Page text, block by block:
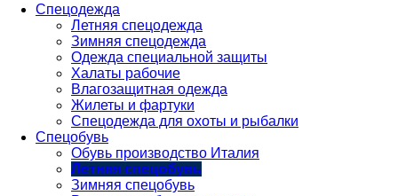
Спецодежда
Летняя спецодежда
Зимняя спецодежда
Одежда специальной защиты
Халаты рабочие
Влагозащитная одежда
Жилеты и фартуки
Спецодежда для охоты и рыбалки
Спецобувь
Обувь производство Италия
Летняя спецобувь
Зимняя спецобувь